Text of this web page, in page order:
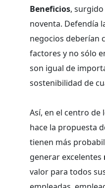
Beneficios, surgido
noventa. Defendía
negocios deberían
factores y no sólo
son igual de
sostenibilidad de
Así, en el centro de
hace la propuesta
tienen más
generar excelentes
valor para todos